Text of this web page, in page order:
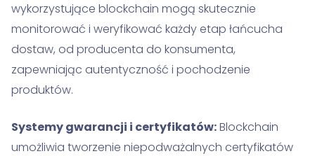
wykorzystujące blockchain mogą skutecznie
monitorować i weryfikować każdy etap łańcucha
dostaw, od producenta do konsumenta,
zapewniając autentyczność i pochodzenie
produktów.
Systemy gwarancji i certyfikatów:Blockchain
umożliwia tworzenie niepodważalnych certyfikatów